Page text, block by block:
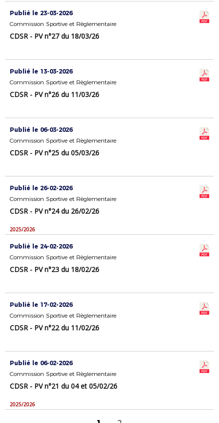
Publié le 23-03-2026
Commission Sportive et Règlementaire
CDSR - PV n°27 du 18/03/26
Publié le 13-03-2026
Commission Sportive et Règlementaire
CDSR - PV n°26 du 11/03/26
Publié le 06-03-2026
Commission Sportive et Règlementaire
CDSR - PV n°25 du 05/03/26
Publié le 26-02-2026
Commission Sportive et Règlementaire
CDSR - PV n°24 du 26/02/26
2025/2026
Publié le 24-02-2026
Commission Sportive et Règlementaire
CDSR - PV n°23 du 18/02/26
Publié le 17-02-2026
Commission Sportive et Règlementaire
CDSR - PV n°22 du 11/02/26
Publié le 06-02-2026
Commission Sportive et Règlementaire
CDSR - PV n°21 du 04 et 05/02/26
2025/2026